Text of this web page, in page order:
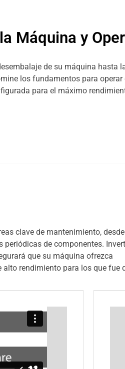
Máquina y
de su máquina hasta
los fundamentos para
para el máximo
clave de mantenimiento,
de componentes.
que su máquina ofrezca
rendimiento para los que fue